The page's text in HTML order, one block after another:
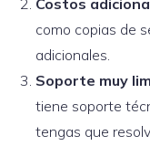
Costos
como copias de
adicionales.
Soporte muy
tiene soporte
tengas que